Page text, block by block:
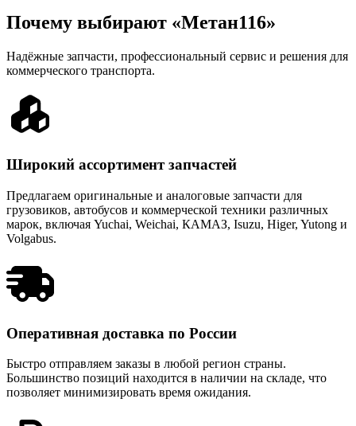
Почему выбирают «Метан116»
Надёжные запчасти, профессиональный сервис и решения для
коммерческого транспорта.
Широкий ассортимент запчастей
Предлагаем оригинальные и аналоговые запчасти для
грузовиков, автобусов и коммерческой техники различных
марок, включая Yuchai, Weichai, КАМАЗ, Isuzu, Higer, Yutong и
Volgabus.
Оперативная доставка по России
Быстро отправляем заказы в любой регион страны.
Большинство позиций находится в наличии на складе, что
позволяет минимизировать время ожидания.